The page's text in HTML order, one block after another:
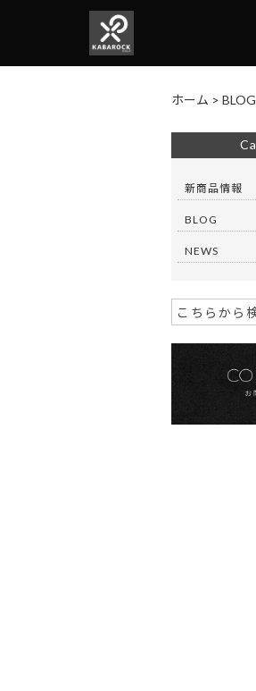
ホーム > BLOG
新商品情報
BLOG
NEWS